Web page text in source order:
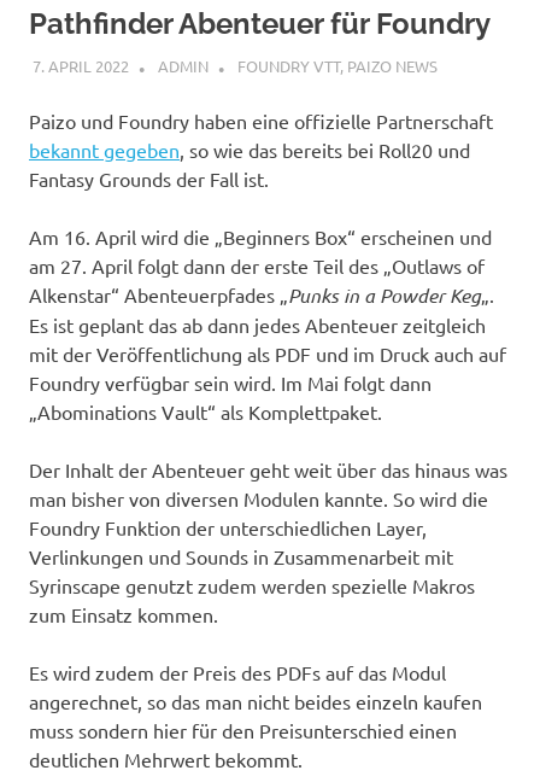
Pathfinder Abenteuer für Foundry
7. APRIL 2022 ADMIN FOUNDRY VTT, PAIZO NEWS
Paizo und Foundry haben eine offizielle Partnerschaft
bekannt gegeben , so wie das bereits bei Roll20 und
Fantasy Grounds der Fall ist.
Am 16. April wird die „Beginners Box“ erscheinen und
am 27. April folgt dann der erste Teil des „Outlaws of
Alkenstar“ Abenteuerpfades „ Punks in a Powder Keg„.
Es ist geplant das ab dann jedes Abenteuer zeitgleich
mit der Veröffentlichung als PDF und im Druck auch auf
Foundry verfügbar sein wird. Im Mai folgt dann
„Abominations Vault“ als Komplettpaket.
Der Inhalt der Abenteuer geht weit über das hinaus was
man bisher von diversen Modulen kannte. So wird die
Foundry Funktion der unterschiedlichen Layer,
Verlinkungen und Sounds in Zusammenarbeit mit
Syrinscape genutzt zudem werden spezielle Makros
zum Einsatz kommen.
Es wird zudem der Preis des PDFs auf das Modul
angerechnet, so das man nicht beides einzeln kaufen
muss sondern hier für den Preisunterschied einen
deutlichen Mehrwert bekommt.